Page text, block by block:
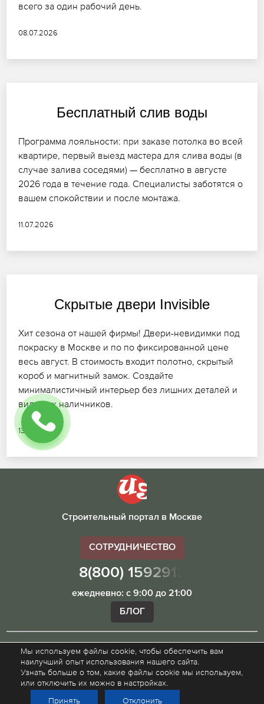
всего за один рабочий день.
08.07.2026
Бесплатный слив воды
Программа лояльности: при заказе потолка во всей
квартире, первый выезд мастера для слива воды (в
случае залива соседями) — бесплатно в августе
2026 года в течение года. Специалисты заботятся о
вашем спокойствии и после монтажа.
11.07.2026
Скрытые двери Invisible
Хит сезона от нашей фирмы! Двери-невидимки под
покраску в Москве и по по фиксированной цене
весь август. В стоимость входит полотно, скрытый
короб и магнитный замок. Создайте
минималистичный интерьер без лишних деталей и
видимых наличников.
13.07.2026
Строительный портал в Москве
СОТРУДНИЧЕСТВО
8(800) 1592913
ежедневно: с 9:00 до 21:00
БЛОГ
Внимание! Наш сайт ugibddmo.ru, носит исключительно
информационный характер и не является публичной
офертой.
Мы используем файлы cookie, чтобы обеспечить вам
наилучший опыт использования нашего сайта.
Узнать больше о том, какие файлы cookie мы используем,
или отключить их можно в настройках.
Принять
Отклонить